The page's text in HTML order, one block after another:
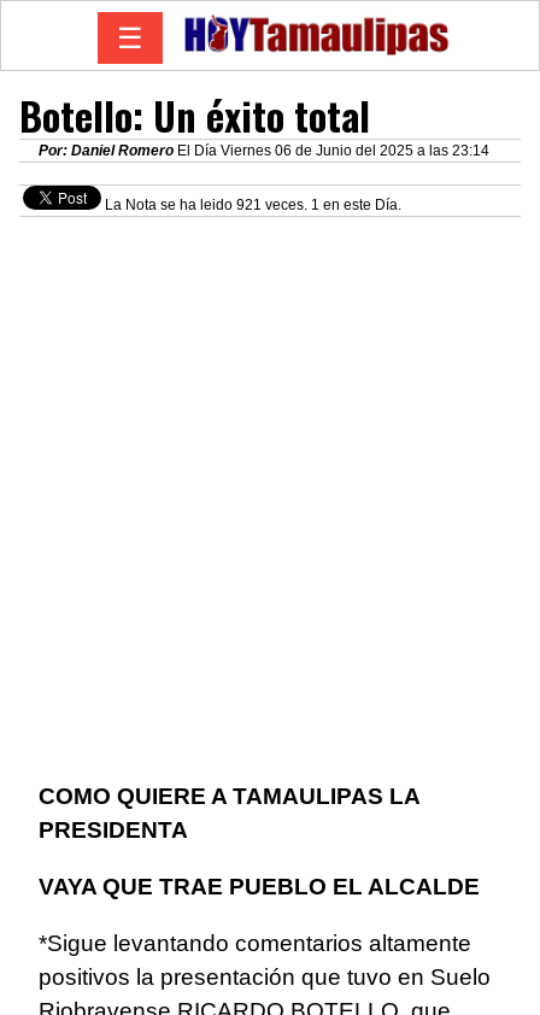
☰
Botello: Un éxito total
Por: Daniel Romero El Día Viernes 06 de Junio del 2025 a las 23:14
La Nota se ha leido 921 veces. 1 en este Día.
COMO QUIERE A TAMAULIPAS LA
PRESIDENTA
VAYA QUE TRAE PUEBLO EL ALCALDE
*Sigue levantando comentarios altamente
positivos la presentación que tuvo en Suelo